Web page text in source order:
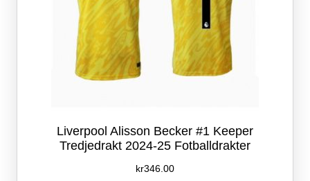
Liverpool Alisson Becker #1 Keeper
Tredjedrakt 2024-25 Fotballdrakter
kr346.00